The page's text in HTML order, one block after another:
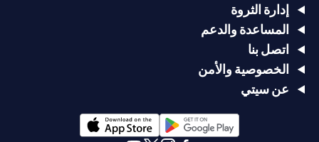
إدارة الثروة
المساعدة والدعم
اتصل بنا
الخصوصية والأمن
عن سيتي